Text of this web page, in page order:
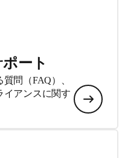
ート
問（FAQ）、
イアンスに関す